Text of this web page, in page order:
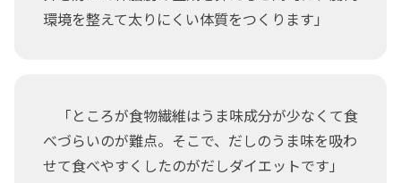
環境を整えて太りにくい体質をつくります」
「ところが食物繊維はうま味成分が少なくて食
べづらいのが難点。そこで、だしのうま味を吸わ
せて食べやすくしたのがだしダイエットです」